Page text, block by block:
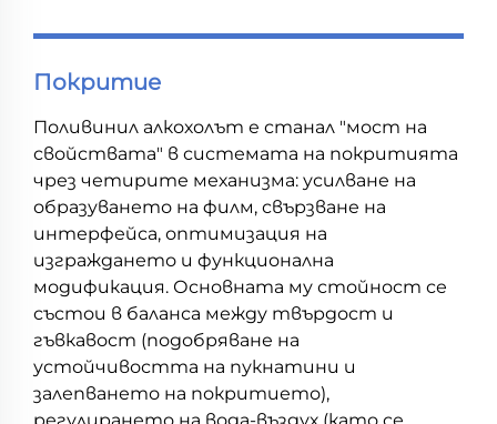
Покритие
Поливинил алкохолът е станал "мост на
свойствата" в системата на покритията
чрез четирите механизма: усилване на
образуването на филм, свързване на
интерфейса, оптимизация на
изграждането и функционална
модификация. Основната му стойност се
състои в баланса между твърдост и
гъвкавост (подобряване на
устойчивостта на пукнатини и
залепването на покритието),